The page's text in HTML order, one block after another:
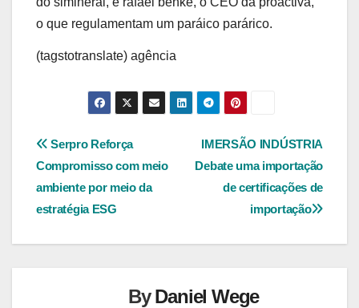
o que regulamentam um paráico parárico.
(tagstotranslate) agência
Navegação
de
Post
IMERSÃO INDÚSTRIA
Debate uma importação
de certificações de
importação
Serpro Reforça
Compromisso com meio
ambiente por meio da
estratégia ESG
ByDaniel Wege